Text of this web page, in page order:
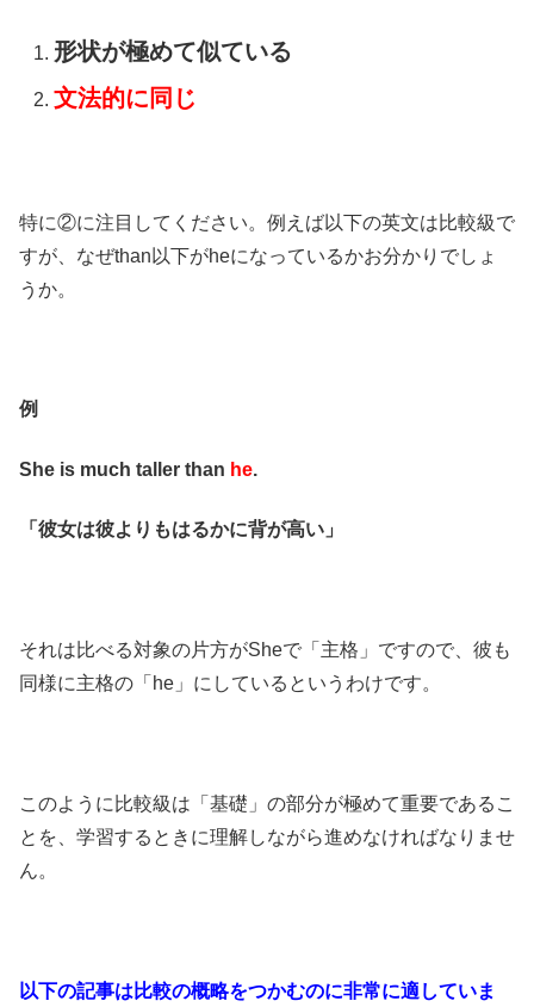
形状が極めて似ている
文法的に同じ
特に②に注目してください。例えば以下の英文は比較級で
すが、なぜthan以下がheになっているかお分かりでしょ
うか。
例
She is much taller than he.
「彼女は彼よりもはるかに背が高い」
それは比べる対象の片方がSheで「主格」ですので、彼も
同様に主格の「he」にしているというわけです。
このように比較級は「基礎」の部分が極めて重要であるこ
とを、学習するときに理解しながら進めなければなりませ
ん。
以下の記事は比較の概略をつかむのに非常に適していま